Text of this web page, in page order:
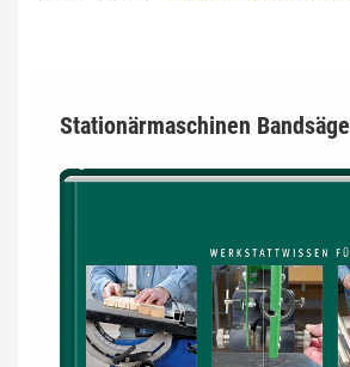
Stationärmaschinen Bandsäge